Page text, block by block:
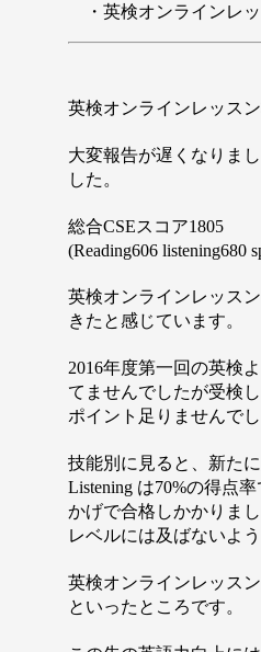
・英検オンラインレ
英検オンラインレッス
大変報告が遅くなりま
した。
総合CSEスコア1805
(Reading606 listening680
英検オンラインレッス
きたと感じています。
2016年度第一回の英検
てませんでしたが受検
ポイント足りませんでし
技能別に見ると、新た
Listening は70%の得点
かげで合格しかかりま
レベルには及ばないよう
英検オンラインレッス
といったところです。